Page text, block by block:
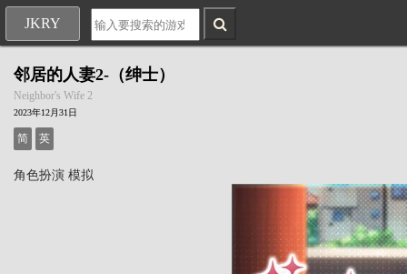
JKRY
邻居的人妻2-（绅士）
Neighbor's Wife 2
2023年12月31日
简 英
角色扮演 模拟